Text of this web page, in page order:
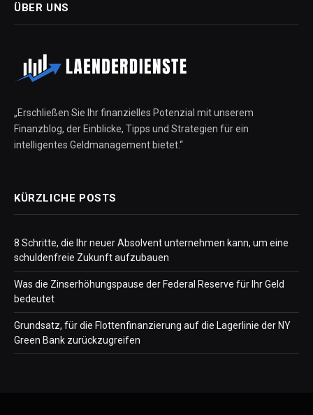
ÜBER UNS
„Erschließen Sie Ihr finanzielles Potenzial mit unserem
Finanzblog, der Einblicke, Tipps und Strategien für ein
intelligentes Geldmanagement bietet.“
KÜRZLICHE POSTS
8 Schritte, die Ihr neuer Absolvent unternehmen kann, um eine
schuldenfreie Zukunft aufzubauen
Was die Zinserhöhungspause der Federal Reserve für Ihr Geld
bedeutet
Grundsatz, für die Flottenfinanzierung auf die Lagerlinie der NY
Green Bank zurückzugreifen